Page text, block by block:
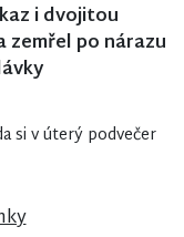
i dvojitou
po nárazu
si v úterý podvečer